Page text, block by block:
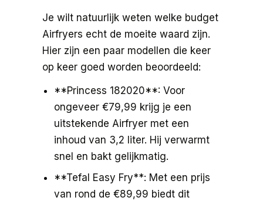
Je wilt natuurlijk weten welke budget
Airfryers echt de moeite waard zijn.
Hier zijn een paar modellen die keer
op keer goed worden beoordeeld:
**Princess 182020**: Voor
ongeveer €79,99 krijg je een
uitstekende Airfryer met een
inhoud van 3,2 liter. Hij verwarmt
snel en bakt gelijkmatig.
**Tefal Easy Fry**: Met een prijs
van rond de €89,99 biedt dit